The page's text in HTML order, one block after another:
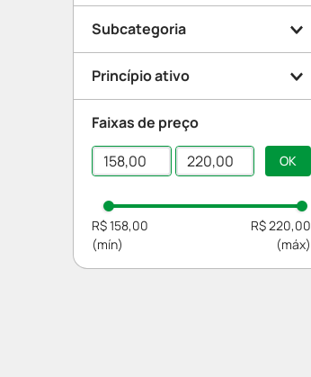
Medicamentos
Dermocosméticos
Beleza e Proteção
Sistema Nervoso
Rosto
Proteção solar
Medicamentos Especiais
Aparelho Respiratório
Subcategoria
Facial
Descongestionante
Clareador
Princípio ativo
Cloreto De Sodio
Anastrozol
Levomefolato
Faixas de preço
R$ 158,00 R$ 220,00